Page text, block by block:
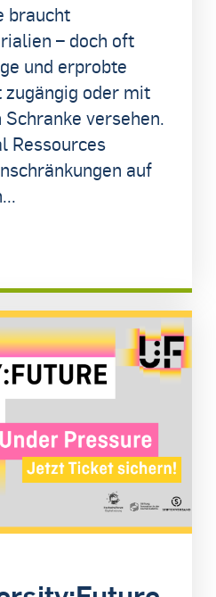
braucht
– doch oft
und erprobte
oder mit
versehen.
Ressources
auf